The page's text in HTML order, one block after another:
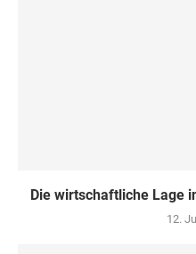
Die wirtschaftliche Lage
12.